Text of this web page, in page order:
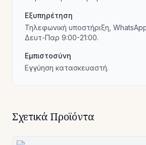
Εξυπηρέτηση
Τηλεφωνική υποστήριξη,
Δευτ-Παρ 9:00-21:00.
Εμπιστοσύνη
Εγγύηση κατασκευαστή.
Σχετικά Προϊόντα